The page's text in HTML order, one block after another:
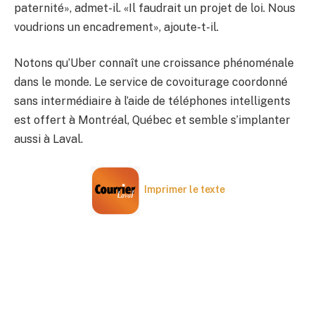
paternité», admet-il. «Il faudrait un projet de loi. Nous
voudrions un encadrement», ajoute-t-il.
Notons qu’Uber connaît une croissance phénoménale
dans le monde. Le service de covoiturage coordonné
sans intermédiaire à l’aide de téléphones intelligents
est offert à Montréal, Québec et semble s’implanter
aussi à Laval.
Imprimer le texte